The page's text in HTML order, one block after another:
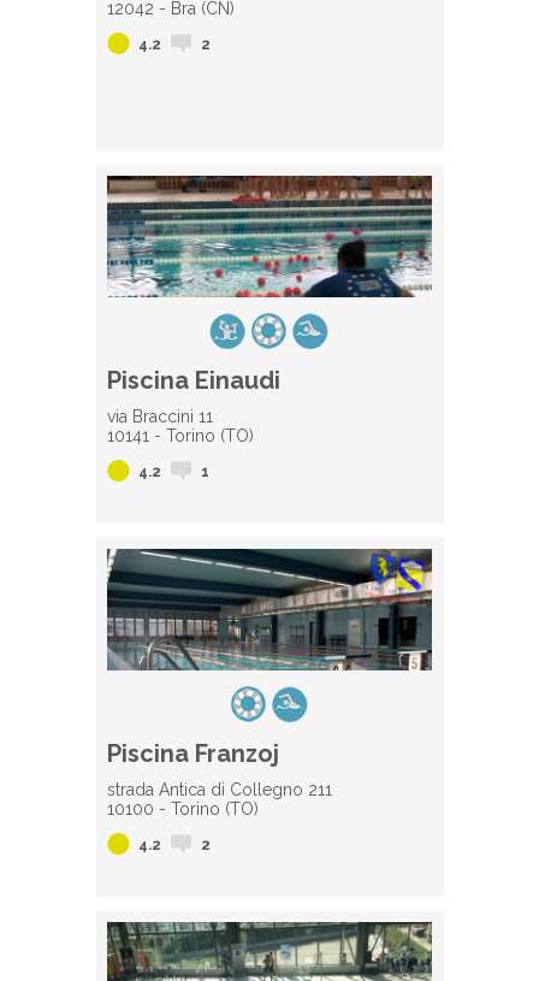
12042 - Bra (CN)
4.2 2
Piscina Einaudi
via Braccini 11
10141 - Torino (TO)
4.2 1
Piscina Franzoj
strada Antica di Collegno 211
10100 - Torino (TO)
4.2 2